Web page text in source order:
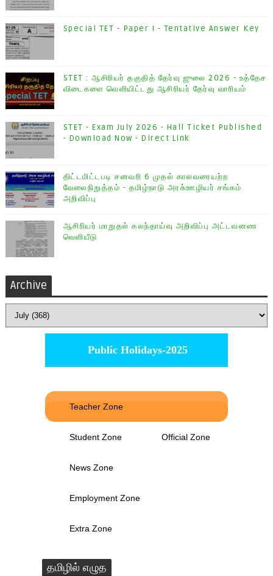
Special TET - Paper I - Tentative Answer Key
STET : ஆசிரியர் தகுதித் தேர்வு ஜுலை 2026 - உத்தேச
விடைகளை வெளியிட்டது ஆசிரியர் தேர்வு வாரியம்
STET - Exam July 2026 - Hall Ticket Published
- Download Now - Direct Link
திட்டமிட்டபடி சனவரி 6 முதல் காலவரையற்ற
வேலைநிறுத்தம் - தமிழ்நாடு அரசு்ஊழியர் சங்கம்
அறிவிப்பு
ஆசிரியர் மாறுதல் கலந்தாய்வு அறிவிப்பு அட்டவனண
வெளியீடு
Archive
Public Holidays-2025
Teacher Zone
Student Zone Official Zone
News Zone
Employment Zone
Extra Zone
தமிழில் எழுத